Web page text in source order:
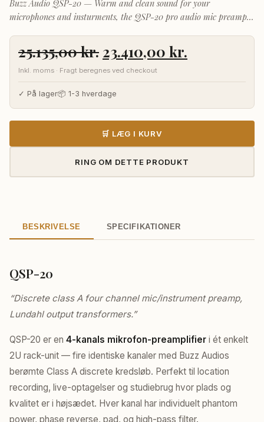
Buzz Audio QSP-20 — Warm and clean sound for your
microphones and insturments, the QSP-20 pro audio mic preamp
25.135,00kr. Den
oprindelige
pris
var:
25.135,00 kr..
23.410,00 kr.
aktuelle
pris
23.410,00
Inkl. moms · Fragt beregnes ved checkout
✓ På lager📦 1-3 hverdage
🛒 LÆG I KURV
RING OM DETTE PRODUKT
BESKRIVELSE SPECIFIKATIONER
QSP-20
“Discrete class A four channel mic/instrument preamp,
Lundahl output transformers.”
QSP-20 er en 4-kanals mikrofon-preamplifier i ét enkelt
2U rack-unit — fire identiske kanaler med Buzz Audios
berømte Class A discrete kredsløb. Perfekt til location
recording, live-optagelser og studiebrug hvor plads og
kvalitet er i højsædet. Hver kanal har individuelt phantom
power, phase reverse, pad, og high-pass filter.